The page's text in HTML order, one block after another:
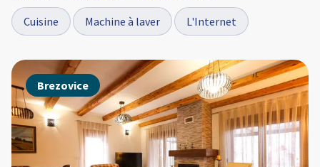
Cuisine Machine à laver L'Internet
Brezovice